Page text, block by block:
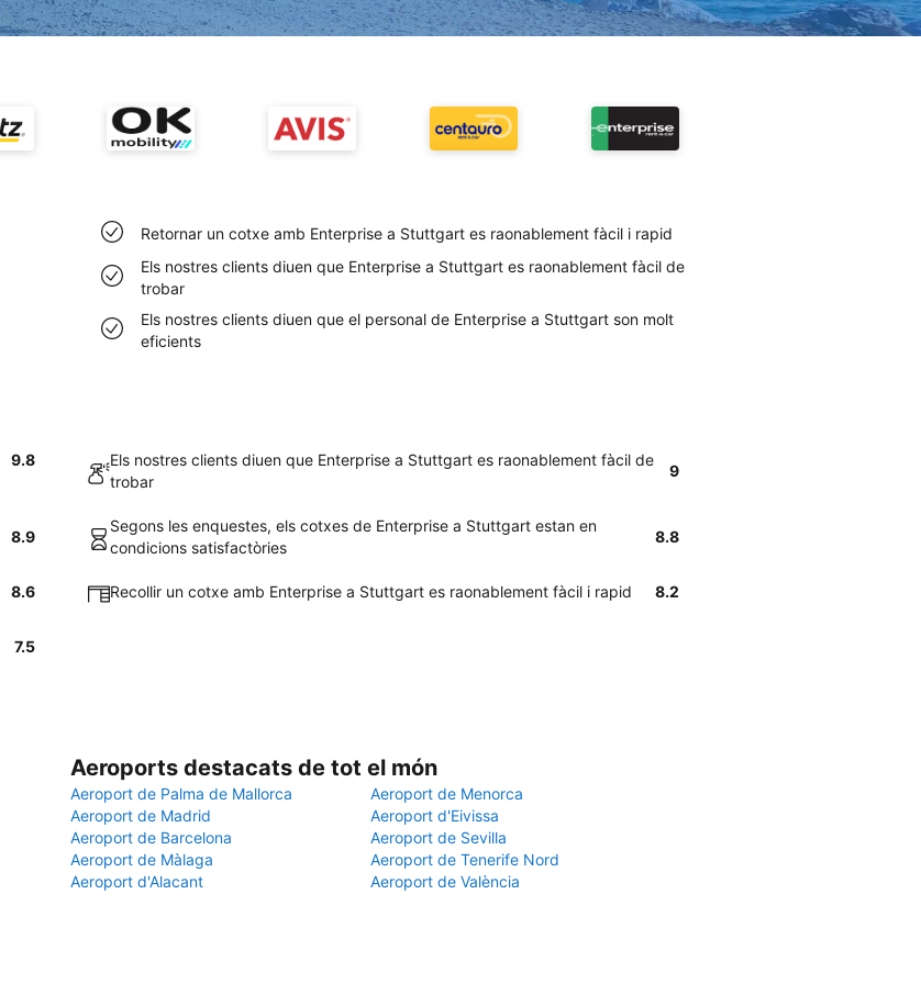
Retornar un cotxe amb Enterprise a Stuttgart es raonablement fàcil i rapid
Els nostres clients diuen que Enterprise a Stuttgart es raonablement fàcil de
trobar
Els nostres clients diuen que el personal de Enterprise a Stuttgart son molt
eficients
9.8
Els nostres clients diuen que Enterprise a Stuttgart es raonablement fàcil de
trobar
9
8.9
Segons les enquestes, els cotxes de Enterprise a Stuttgart estan en
condicions satisfactòries
8.8
8.6 Recollir un cotxe amb Enterprise a Stuttgart es raonablement fàcil i rapid 8.2
7.5
Aeroports destacats de tot el món
Aeroport de Palma de Mallorca
Aeroport de Menorca
Aeroport de Madrid
Aeroport d'Eivissa
Aeroport de Barcelona
Aeroport de Sevilla
Aeroport de Màlaga
Aeroport de Tenerife Nord
Aeroport d'Alacant
Aeroport de València